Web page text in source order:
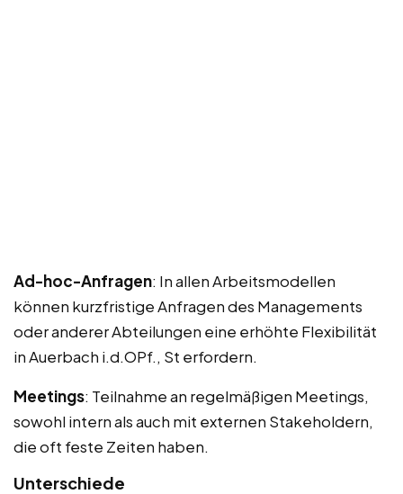
Ad-hoc-Anfragen: In allen Arbeitsmodellen
können kurzfristige Anfragen des Managements
oder anderer Abteilungen eine erhöhte Flexibilität
in Auerbach i.d.OPf., St erfordern.
Meetings: Teilnahme an regelmäßigen Meetings,
sowohl intern als auch mit externen Stakeholdern,
die oft feste Zeiten haben.
Unterschiede